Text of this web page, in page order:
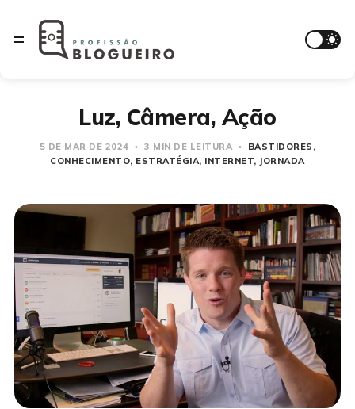
Luz, Câmera, Ação
5 DE MAR DE 2024 3 MIN DE LEITURA
BASTIDORES
CONHECIMENTO ESTRATÉGIA INTERNET JORNADA